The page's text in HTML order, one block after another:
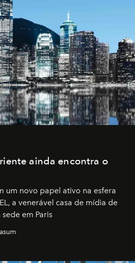
ainda encontra o
um novo papel ativo na esfera
a venerável casa de mídia de
em Paris